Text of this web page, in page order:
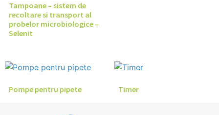
Tampoane – sistem de
recoltare si transport al
probelor microbiologice –
Selenit
Pompe pentru pipete Timer